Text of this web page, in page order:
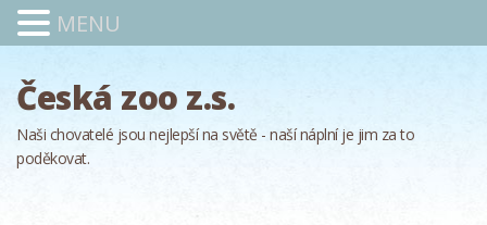
Česká zoo z.s.
Naši chovatelé jsou nejlepší na světě - naší náplní je jim za to
poděkovat.
MENU